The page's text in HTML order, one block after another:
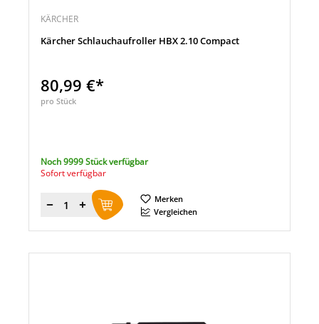
KÄRCHER
Kärcher Schlauchaufroller HBX 2.10 Compact
80,99 €*
pro Stück
Noch 9999 Stück verfügbar
Sofort verfügbar
Menge
Merken
Vergleichen